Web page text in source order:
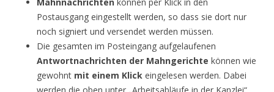
Postausgang eingestellt werden, so dass sie dort nur
noch signiert und versendet werden müssen.
Die gesamten im Posteingang aufgelaufenen
Antwortnachrichten der Mahngerichte können wie
gewohnt mit einem Klick eingelesen werden. Dabei